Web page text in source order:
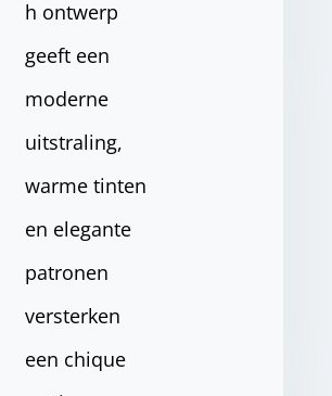
h ontwerp
geeft een
moderne
uitstraling,
warme tinten
en elegante
patronen
versterken
een chique